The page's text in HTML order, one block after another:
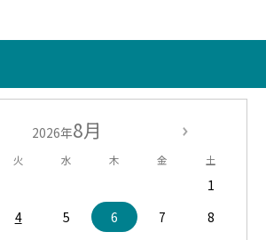
2026年8月
火 水 木 金 土
1
4 5 6 7
8